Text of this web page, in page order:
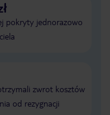
pokryty jednorazowo
zwrot kosztów
od rezygnacji